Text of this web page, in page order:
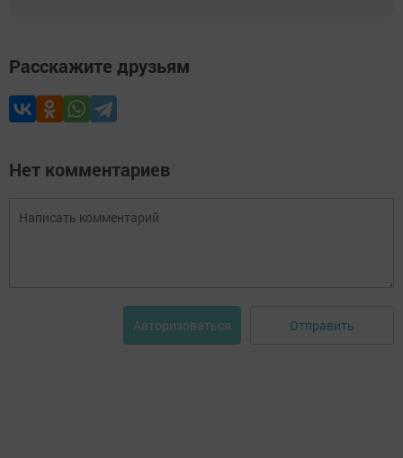
Расскажите друзьям
Нет комментариев
Авторизоваться Отправить